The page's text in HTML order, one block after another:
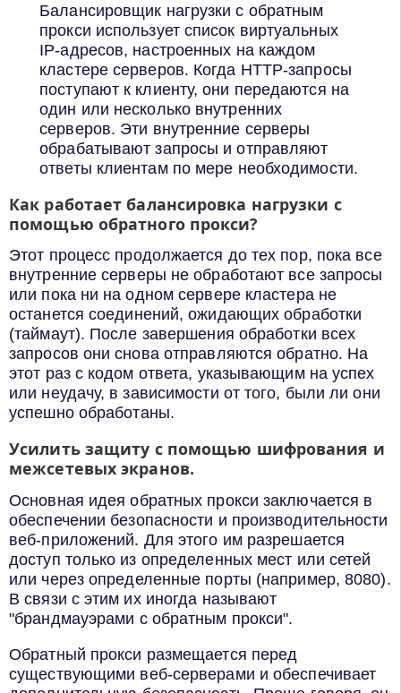
Балансировщик нагрузки с обратным
прокси использует список виртуальных
IP-адресов, настроенных на каждом
кластере серверов. Когда HTTP-запросы
поступают к клиенту, они передаются на
один или несколько внутренних
серверов. Эти внутренние серверы
обрабатывают запросы и отправляют
ответы клиентам по мере необходимости.
Как работает балансировка нагрузки с
помощью обратного прокси?
Этот процесс продолжается до тех пор, пока все
внутренние серверы не обработают все запросы
или пока ни на одном сервере кластера не
останется соединений, ожидающих обработки
(таймаут). После завершения обработки всех
запросов они снова отправляются обратно. На
этот раз с кодом ответа, указывающим на успех
или неудачу, в зависимости от того, были ли они
успешно обработаны.
Усилить защиту с помощью шифрования и
межсетевых экранов.
Основная идея обратных прокси заключается в
обеспечении безопасности и производительности
веб-приложений. Для этого им разрешается
доступ только из определенных мест или сетей
или через определенные порты (например, 8080).
В связи с этим их иногда называют
"брандмауэрами с обратным прокси".
Обратный прокси размещается перед
существующими веб-серверами и обеспечивает